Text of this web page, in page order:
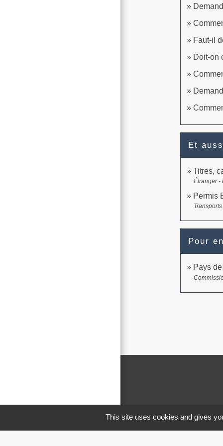
Faut-il
Doit-on
Et
Titres,
Étranger -
Permis
Pour
Pays
This site uses cookies and gives